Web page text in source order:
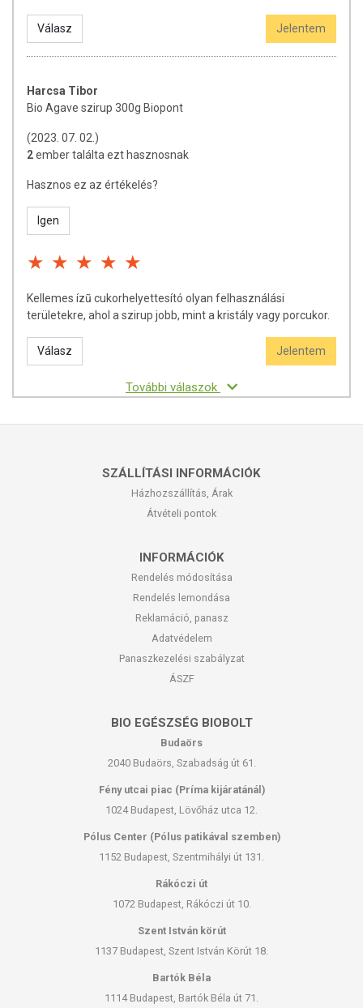
Válasz Jelentem
Harcsa Tibor
Bio Agave szirup 300g Biopont
(2023. 07. 02.)
2ember találta ezt hasznosnak
Hasznos ez az értékelés?
Igen
Kellemes ízũ cukorhelyettesító olyan felhasználási
területekre, ahol a szirup jobb, mint a kristály vagy porcukor.
Válasz Jelentem
További válaszok
SZÁLLÍTÁSI INFORMÁCIÓK
Házhozszállítás, Árak
Átvételi pontok
INFORMÁCIÓK
Rendelés módosítása
Rendelés lemondása
Reklamáció, panasz
Adatvédelem
Panaszkezelési szabályzat
ÁSZF
BIO EGÉSZSÉG BIOBOLT
Budaörs
2040 Budaörs, Szabadság út 61.
Fény utcai piac (Príma kijáratánál)
1024 Budapest, Lövőház utca 12.
Pólus Center (Pólus patikával szemben)
1152 Budapest, Szentmihályi út 131.
Rákóczi út
1072 Budapest, Rákóczi út 10.
Szent István körút
1137 Budapest, Szent István Körút 18.
Bartók Béla
1114 Budapest, Bartók Béla út 71.